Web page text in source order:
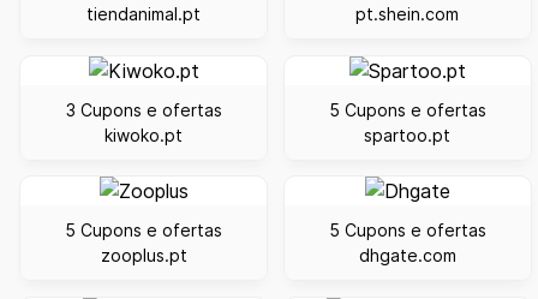
tiendanimal.pt
pt.shein.com
3 Cupons e ofertas
kiwoko.pt
5 Cupons e ofertas
spartoo.pt
5 Cupons e ofertas
zooplus.pt
5 Cupons e ofertas
dhgate.com